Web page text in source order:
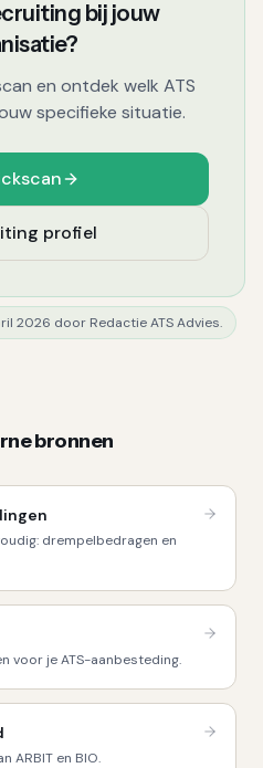
bij jouw
en ontdek welk ATS
specifieke situatie.
profiel
2026 door Redactie ATS Advies.
bronnen
drempelbedragen en
voor je ATS-aanbesteding.
ARBIT en BIO.